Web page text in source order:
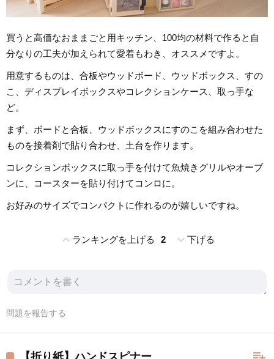
買うと高価なおままごと用キッチン、100均の材料で作ると自
分なりの工夫が加えられて愛着もわき、オススメですよ。
用意するものは、合板やウッドボード、ウッドボックス、すの
こ、ディスプレイボックスやコレクションケース、取っ手な
ど。
まず、ボードと合板、ウッドボックスにすのこを組み合わせた
ものを接着剤で貼り合わせ、土台を作ります。
コレクションボックスに取っ手を付けて魚焼きグリルやオーブ
ンに、コースターを貼り付けてコンロに。
お好みのサイズでコンパクトに作れるのが嬉しいですね。
expand_lessランキングを上げる 2 expand_more下げる
問題を報告する